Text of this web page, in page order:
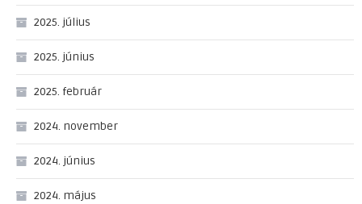
2025. július
2025. június
2025. február
2024. november
2024. június
2024. május